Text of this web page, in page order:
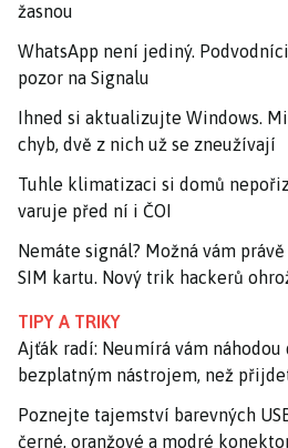
žasnou
WhatsApp není jediný.
pozor na Signalu
Ihned si aktualizujte Windows.
chyb, dvě z nich už se zneužívají
Tuhle klimatizaci si domů
varuje před ní i ČOI
Nemáte signál? Možná vám
SIM kartu. Nový trik hackerů
TIPY A TRIKY
Ajťák radí: Neumírá vám
bezplatným nástrojem, než
Poznejte tajemství barevných
černé, oranžové a modré